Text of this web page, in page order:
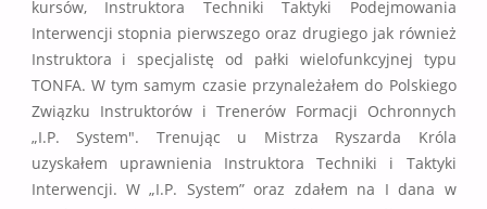
kursów, Instruktora Techniki Taktyki Podejmowania
Interwencji stopnia pierwszego oraz drugiego jak również
Instruktora i specjalistę od pałki wielofunkcyjnej typu
TONFA. W tym samym czasie przynależałem do Polskiego
Związku Instruktorów i Trenerów Formacji Ochronnych
„I.P. System". Trenując u Mistrza Ryszarda Króla
uzyskałem uprawnienia Instruktora Techniki i Taktyki
Interwencji. W „I.P. System” oraz zdałem na I dana w